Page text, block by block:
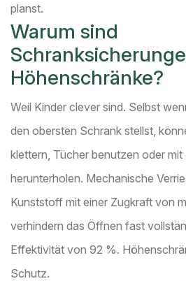
planst.
Warum sind
Höhenschränke?
Weil Kinder clever sind. Selbst
den obersten Schrank stellst,
klettern, Tücher benutzen oder mit
herunterholen. Mechanische
Kunststoff mit einer Zugkraft von
verhindern das Öffnen fast
Effektivität von 92 %.
Schutz.